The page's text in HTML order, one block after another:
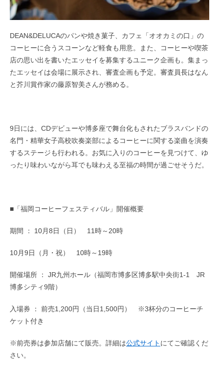
DEAN&DELUCAのパンや焼き菓子、カフェ「オオカミの口」の
コーヒーに合うスコーンなど軽食も用意。また、コーヒーや喫茶
店の思い出を書いたエッセイを募集するユニーク企画も。集まっ
たエッセイは会場に展示され、審査企画も予定。審査員長はなん
と芥川賞作家の藤原智美さんが務める。
9日には、CDデビューや博多座で舞台化もされたブラスバンドの
名門・精華女子高校吹奏楽部によるコーヒーに関する楽曲を演奏
するステージも行われる。お気に入りのコーヒーを見つけて、ゆ
ったり味わいながら耳でも味わえる至福の時間が過ごせそうだ。
■「福岡コーヒーフェスティバル」開催概要
期間 ： 10月8日（日） 11時～20時
10月9日（月・祝） 10時～19時
開催場所 ： JR九州ホール（福岡市博多区博多駅中央街1-1 JR
博多シティ9階）
入場券 ： 前売1,200円（当日1,500円） ※3杯分のコーヒーチ
ケット付き
※前売券は参加店舗にて販売。詳細は公式サイト にてご確認くだ
さい。